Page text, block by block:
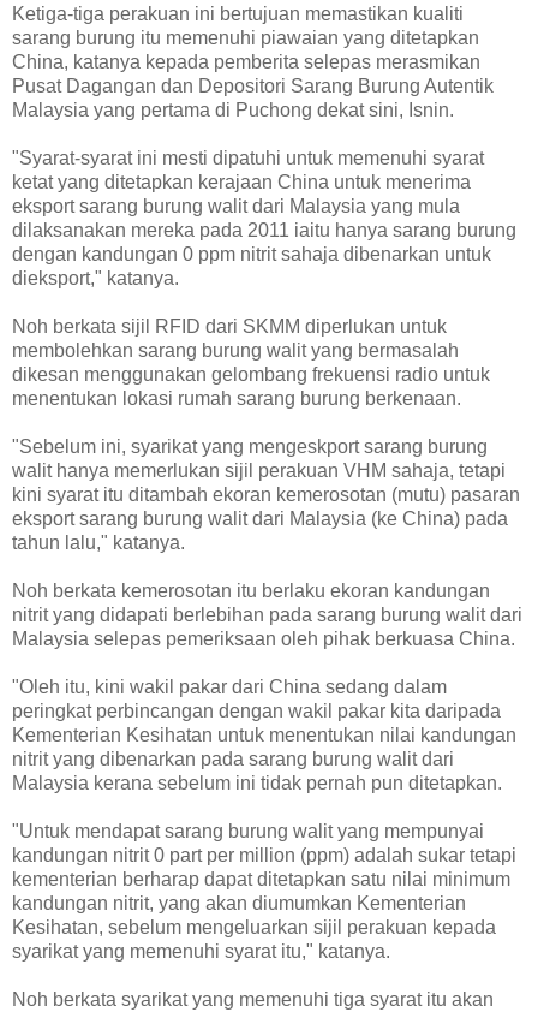
Ketiga-tiga perakuan ini bertujuan memastikan kualiti
sarang burung itu memenuhi piawaian yang ditetapkan
China, katanya kepada pemberita selepas merasmikan
Pusat Dagangan dan Depositori Sarang Burung Autentik
Malaysia yang pertama di Puchong dekat sini, Isnin.
"Syarat-syarat ini mesti dipatuhi untuk memenuhi syarat
ketat yang ditetapkan kerajaan China untuk menerima
eksport sarang burung walit dari Malaysia yang mula
dilaksanakan mereka pada 2011 iaitu hanya sarang burung
dengan kandungan 0 ppm nitrit sahaja dibenarkan untuk
dieksport," katanya.
Noh berkata sijil RFID dari SKMM diperlukan untuk
membolehkan sarang burung walit yang bermasalah
dikesan menggunakan gelombang frekuensi radio untuk
menentukan lokasi rumah sarang burung berkenaan.
"Sebelum ini, syarikat yang mengeskport sarang burung
walit hanya memerlukan sijil perakuan VHM sahaja, tetapi
kini syarat itu ditambah ekoran kemerosotan (mutu) pasaran
eksport sarang burung walit dari Malaysia (ke China) pada
tahun lalu," katanya.
Noh berkata kemerosotan itu berlaku ekoran kandungan
nitrit yang didapati berlebihan pada sarang burung walit dari
Malaysia selepas pemeriksaan oleh pihak berkuasa China.
"Oleh itu, kini wakil pakar dari China sedang dalam
peringkat perbincangan dengan wakil pakar kita daripada
Kementerian Kesihatan untuk menentukan nilai kandungan
nitrit yang dibenarkan pada sarang burung walit dari
Malaysia kerana sebelum ini tidak pernah pun ditetapkan.
"Untuk mendapat sarang burung walit yang mempunyai
kandungan nitrit 0 part per million (ppm) adalah sukar tetapi
kementerian berharap dapat ditetapkan satu nilai minimum
kandungan nitrit, yang akan diumumkan Kementerian
Kesihatan, sebelum mengeluarkan sijil perakuan kepada
syarikat yang memenuhi syarat itu," katanya.
Noh berkata syarikat yang memenuhi tiga syarat itu akan